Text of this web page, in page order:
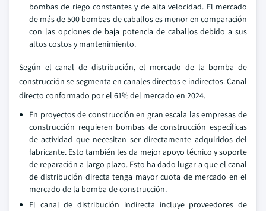
bombas de riego constantes y de alta velocidad. El mercado
de más de 500 bombas de caballos es menor en comparación
con las opciones de baja potencia de caballos debido a sus
altos costos y mantenimiento.
Según el canal de distribución, el mercado de la bomba de
construcción se segmenta en canales directos e indirectos. Canal
directo conformado por el 61% del mercado en 2024.
En proyectos de construcción en gran escala las empresas de
construcción requieren bombas de construcción específicas
de actividad que necesitan ser directamente adquiridos del
fabricante. Esto también les da mejor apoyo técnico y soporte
de reparación a largo plazo. Esto ha dado lugar a que el canal
de distribución directa tenga mayor cuota de mercado en el
mercado de la bomba de construcción.
El canal de distribución indirecta incluye proveedores de